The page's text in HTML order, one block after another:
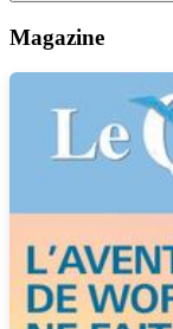
Magazine